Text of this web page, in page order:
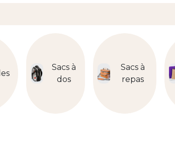
Sacs à
dos
Sacs à
repas